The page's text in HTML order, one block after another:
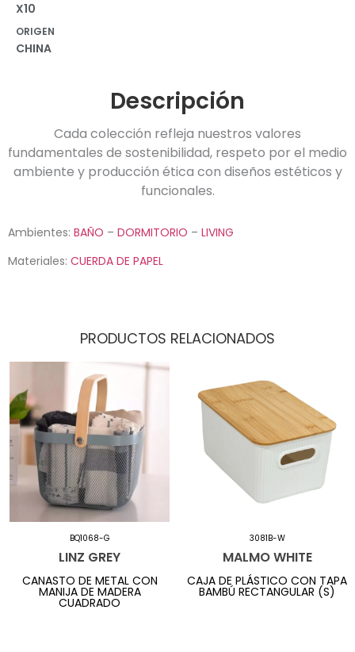
X10
ORIGEN
CHINA
Descripción
Cada colección refleja nuestros valores
fundamentales de sostenibilidad, respeto por el medio
ambiente y producción ética con diseños estéticos y
funcionales.
Ambientes: BAÑO – DORMITORIO – LIVING
Materiales: CUERDA DE PAPEL
PRODUCTOS RELACIONADOS
BQ1068-G
LINZ GREY
CANASTO DE METAL CON
MANIJA DE MADERA
CUADRADO
3081B-W
MALMO WHITE
CAJA DE PLÁSTICO CON TAPA
BAMBÚ RECTANGULAR (S)